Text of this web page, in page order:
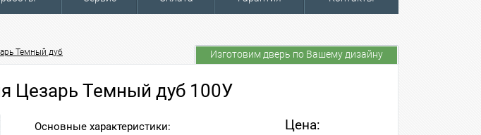
Темный дуб Изготовим дверь по Вашему дизайну
Цезарь Темный дуб 100У
Основные характеристики: Цена: